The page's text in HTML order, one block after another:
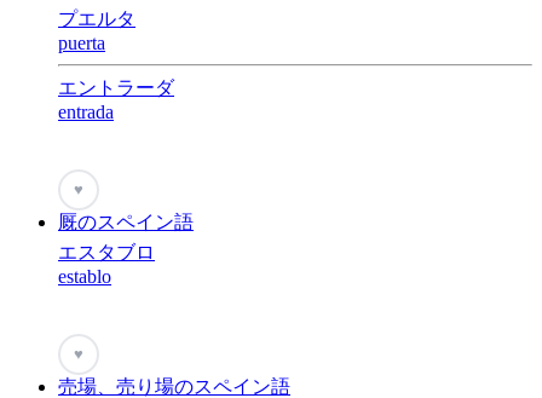
プエルタ
puerta
エントラーダ
entrada
♥
厩のスペイン語
エスタブロ
establo
♥
売場、売り場のスペイン語